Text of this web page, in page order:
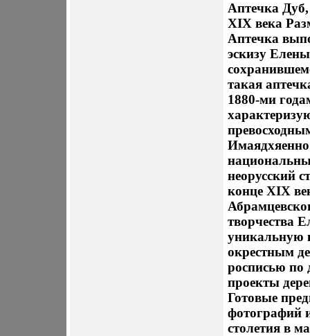
Аптечка Дуб,
XIX века
Аптечка
эскизу
такая
1880-ми
неорусский
конце XIX
творчества
уникальную
окрестным
росписью по
проекты
Готовые
фотографий
столетия в